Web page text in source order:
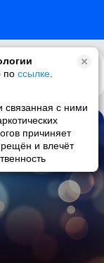
по ссылке
связанная с ними
причиняет
и влечёт
/ jazz